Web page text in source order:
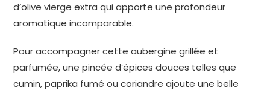
d’olive vierge extra qui apporte une profondeur
aromatique incomparable.
Pour accompagner cette aubergine grillée et
parfumée, une pincée d’épices douces telles que
cumin, paprika fumé ou coriandre ajoute une belle